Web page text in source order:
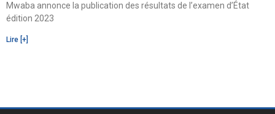
Mwaba annonce la publication des résultats de l’examen d’État
édition 2023
Lire [+]